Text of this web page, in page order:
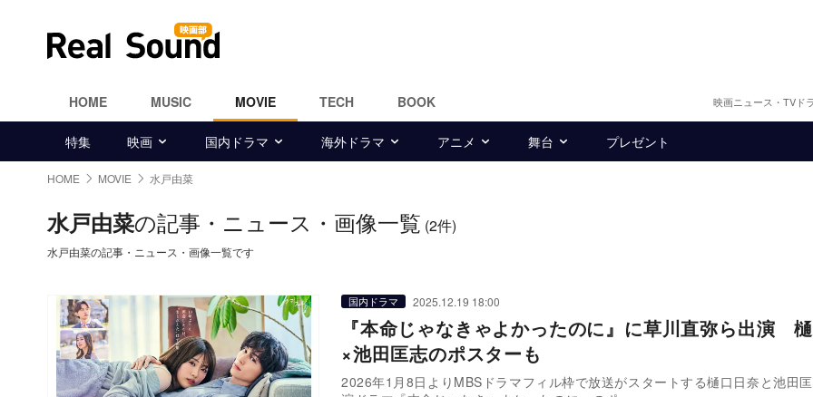
HOME MUSIC MOVIE TECH BOOK 映画ニュース・TVド
特集 映画 国内ドラマ 海外ドラマ アニメ 舞台 プレゼント
HOME MOVIE 水戸由菜
水戸由菜の記事・ニュース・画像一覧 (2件)
水戸由菜の記事・ニュース・画像一覧です
国内ドラマ 2025.12.19 18:00
『本命じゃなきゃよかったのに』に草川直弥ら出演
×池田匡志のポスターも
2026年1月8日よりMBSドラマフィル枠で放送がスタートする樋口日奈と池田